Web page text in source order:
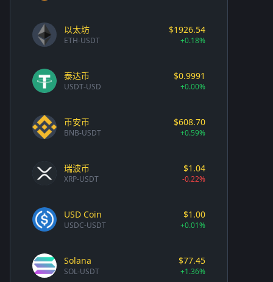
以太坊
ETH-USDT
$1926.54
+0.18%
泰达币
USDT-USD
$0.9991
+0.00%
币安币
BNB-USDT
$608.70
+0.59%
瑞波币
XRP-USDT
$1.04
-0.22%
USD Coin
USDC-USDT
$1.00
+0.01%
Solana
SOL-USDT
$77.45
+1.36%